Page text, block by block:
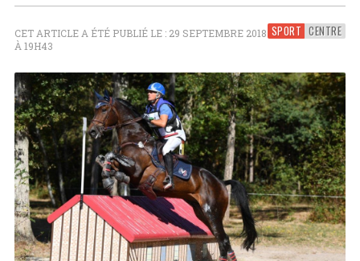
SPORT CENTRE
CET ARTICLE A ÉTÉ PUBLIÉ LE : 29 SEPTEMBRE 2018
À 19H43